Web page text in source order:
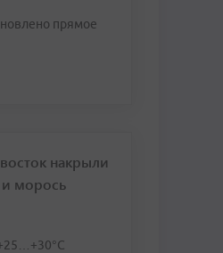
прямое
накрыли
и морось